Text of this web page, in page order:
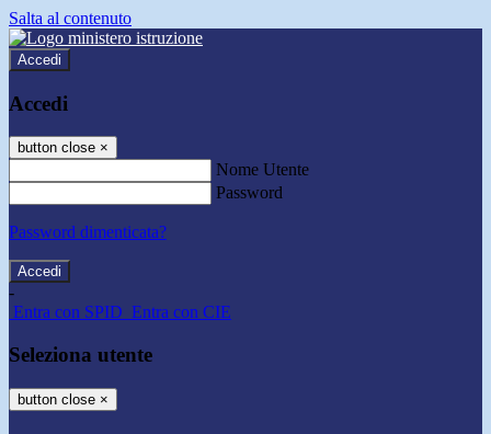
Salta al contenuto
Accedi
Accedi
button close ×
Nome Utente
Password
Password dimenticata?
-
Entra con SPID Entra con CIE
Seleziona utente
button close ×